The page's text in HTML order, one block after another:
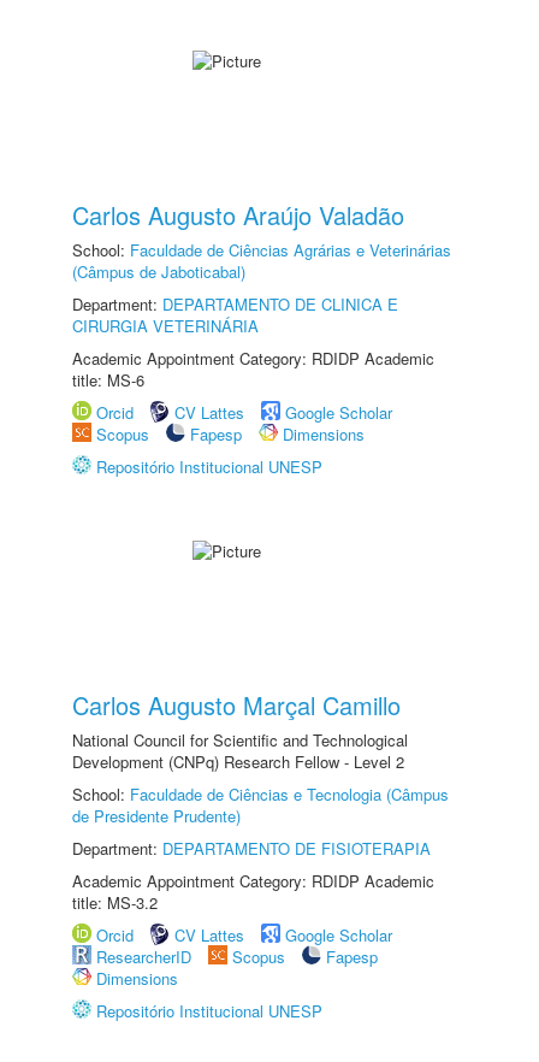
Carlos Augusto Araújo Valadão
School: Faculdade de Ciências Agrárias e Veterinárias
(Câmpus de Jaboticabal)
Department: DEPARTAMENTO DE CLINICA E
CIRURGIA VETERINÁRIA
Academic Appointment Category: RDIDP Academic
title: MS-6
Orcid
CV Lattes
Google Scholar
Scopus
Fapesp
Dimensions
Repositório Institucional UNESP
Carlos Augusto Marçal Camillo
National Council for Scientific and Technological
Development (CNPq) Research Fellow - Level 2
School: Faculdade de Ciências e Tecnologia (Câmpus
de Presidente Prudente)
Department: DEPARTAMENTO DE FISIOTERAPIA
Academic Appointment Category: RDIDP Academic
title: MS-3.2
Orcid
CV Lattes
Google Scholar
ResearcherID
Scopus
Fapesp
Dimensions
Repositório Institucional UNESP